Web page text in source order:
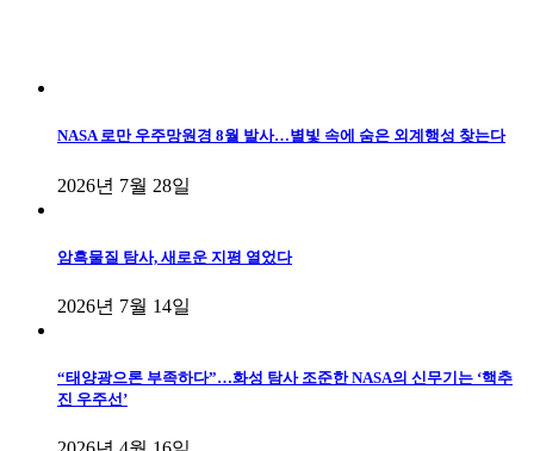
NASA 로만 우주망원경 8월 발사…별빛 속에 숨은 외계행성 찾는다
2026년 7월 28일
암흑물질 탐사, 새로운 지평 열었다
2026년 7월 14일
“태양광으론 부족하다”…화성 탐사 조준한 NASA의 신무기는 ‘핵추
진 우주선’